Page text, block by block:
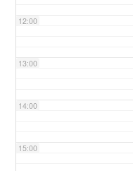
12:00
13:00
14:00
15:00